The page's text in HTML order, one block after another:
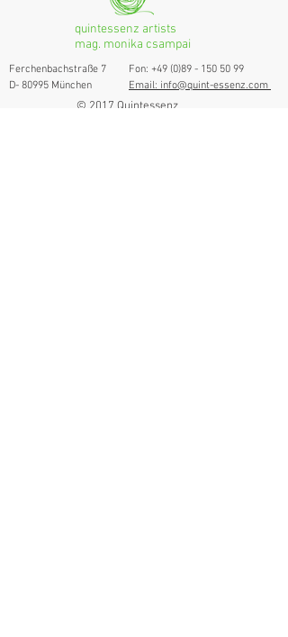
quintessenz artists
mag. monika csampai
Ferchenbachstraße 7
D- 80995 München
Fon: +49 (0)89 - 150 50 99
Email: info@quint-essenz.com
© 2017 Quintessenz